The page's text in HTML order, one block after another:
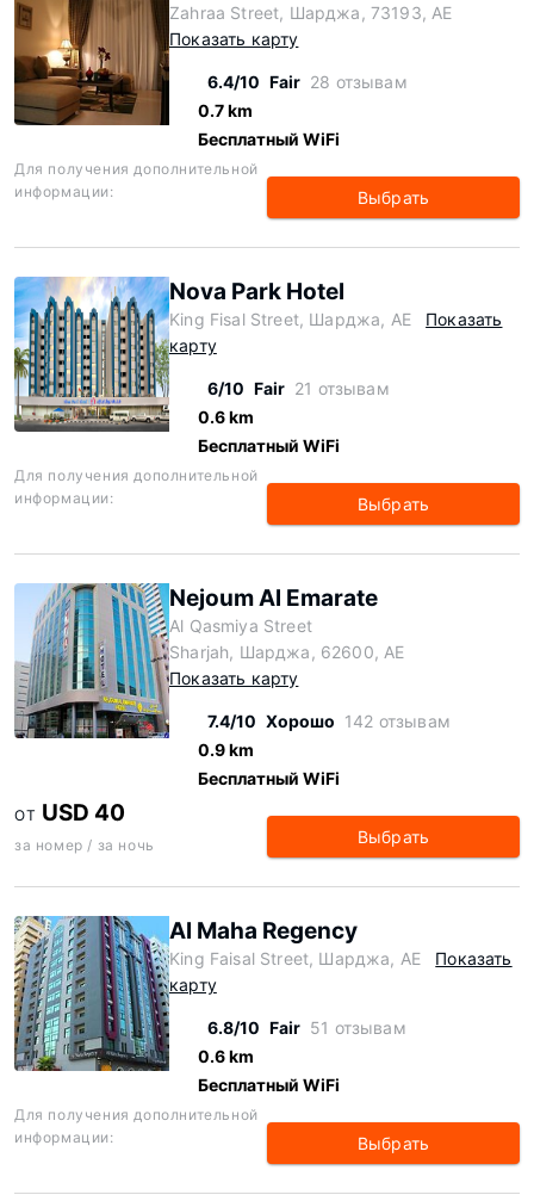
Zahraa Street, Шарджа, 73193, AE
Показать карту
6.4/10 Fair 28 отзывам
0.7 km
Бесплатный WiFi
Для получения дополнительной
информации:
Выбрать
Nova Park Hotel
King Fisal Street, Шарджа, AE
Показать
карту
6/10 Fair 21 отзывам
0.6 km
Бесплатный WiFi
Для получения дополнительной
информации:
Выбрать
Nejoum Al Emarate
Al Qasmiya Street
Sharjah, Шарджа, 62600, AE
Показать карту
7.4/10 Хорошо 142 отзывам
0.9 km
Бесплатный WiFi
ОТ USD 40
за номер / за ночь Выбрать
Al Maha Regency
King Faisal Street, Шарджа, AE
Показать
карту
6.8/10 Fair 51 отзывам
0.6 km
Бесплатный WiFi
Для получения дополнительной
информации:
Выбрать